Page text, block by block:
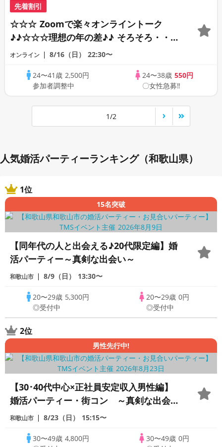
先着割引
☆☆☆ Zoomで楽々オンライントーク
♪♪☆☆☆理想の年の差♪♪ そろそろ・・・
素敵な恋人見つけたい♪ ♪☆カジュアルな
行あり♪♪
オンライン 8/16（日） 22:30〜
24〜41歳 2,500円
参加者調整中
24〜38歳 550円
〇女性急募‼
1/2
人気婚活パーティーランキング（和歌山県）
1位
15名突破
【同年代の人と出会える♪20代限定編】婚
活パーティー～真剣な出会い～
和歌山市 8/9（日） 13:30〜
20〜29歳 5,300円
◎受付中
20〜29歳 0円
◎受付中
2位
男性先行中!
【30･40代中心×正社員安定収入男性編】
婚活パーティー・街コン ～真剣な出会い
～
和歌山市 8/23（日） 15:15〜
30〜49歳 4,800円
30〜49歳 0円